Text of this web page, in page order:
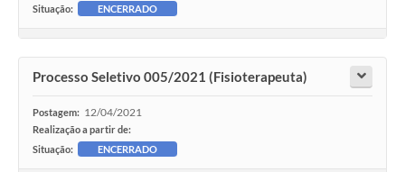
Situação:
ENCERRADO
Processo Seletivo 005/2021 (Fisioterapeuta)
Postagem: 12/04/2021
Realização a partir de:
Situação:
ENCERRADO